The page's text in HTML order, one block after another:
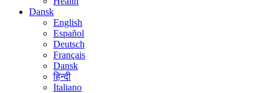
Dansk
English
Español
Deutsch
Français
Dansk
हिन्दी
Italiano